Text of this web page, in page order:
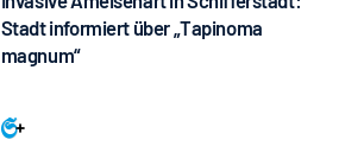
Stadt informiert über „Tapinoma
magnum“